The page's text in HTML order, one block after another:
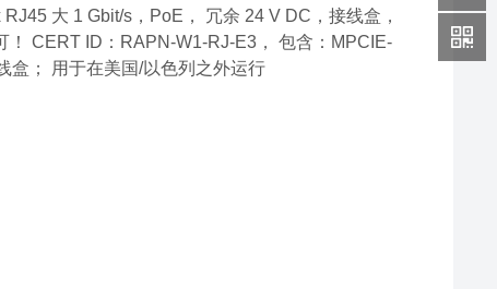
大 1 Gbit/s，PoE， 冗余 24 V DC，接线盒，
！ CERT ID：RAPN-W1-RJ-E3， 包含：MPCIE-
盒； 用于在美国/以色列之外运行